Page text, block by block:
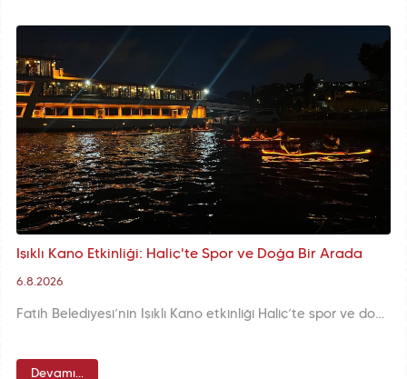
Işıklı Kano Etkinliği: Haliç'te Spor ve Doğa Bir Arada
6.8.2026
Fatih Belediyesi’nin Işıklı Kano etkinliği Haliç’te spor ve doğa severleri bir araya getiriyor. Bu etkinlikte katılımcılar şehrin doğal güzelliklerini keşfederken huzurlu bir ortamda keyifli anlar yaşıyor.
Devamı...